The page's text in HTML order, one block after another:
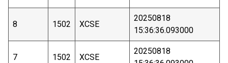
8 1502 XCSE
20250818
15:36:36.093000
7 1502 XCSE
20250818